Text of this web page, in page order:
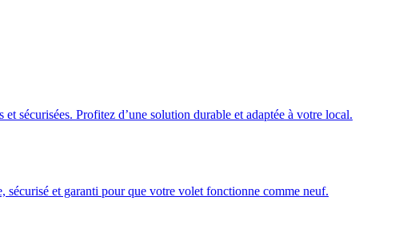
sécurisées. Profitez d’une solution durable et adaptée à votre local.
sécurisé et garanti pour que votre volet fonctionne comme neuf.